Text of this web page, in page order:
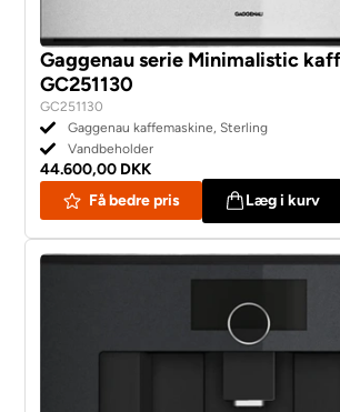
Gaggenau serie Minimalistic
GC251130
GC251130
Gaggenau kaffemaskine, Sterling
Vandbeholder
44.600,00 DKK
Få bedre pris
Læg i kurv